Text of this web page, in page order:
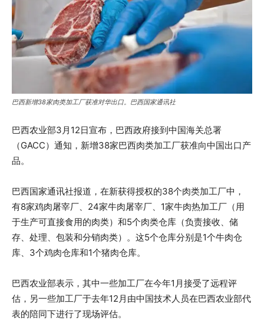
巴西新增38家肉类加工厂获准对华出口。巴西国家通讯社
巴西农业部3月12日宣布，巴西政府接到中国海关总署
（GACC）通知，新增38家巴西肉类加工厂获准向中国出口产
品。
巴西国家通讯社报道，在新获得授权的38个肉类加工厂中，
有8家鸡肉屠宰厂、24家牛肉屠宰厂、1家牛肉热加工厂（用
于生产可直接食用的肉类）和5个肉类仓库（负责接收、储
存、处理、包装和分销肉类）。这5个仓库分别是1个牛肉仓
库、3个鸡肉仓库和1个猪肉仓库。
巴西农业部表示，其中一些加工厂在今年1月接受了远程评
估，另一些加工厂于去年12月由中国技术人员在巴西农业部代
表的陪同下进行了现场评估。